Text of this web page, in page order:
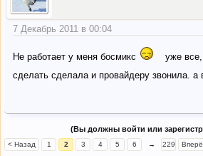
7 Декабрь 2011 в 00:04
Не работает у меня босмикс
уже
сделать сделала и провайдеру звонила. а
(Вы должны войти или
< Назад 1 2 3 4 5 6 → 229